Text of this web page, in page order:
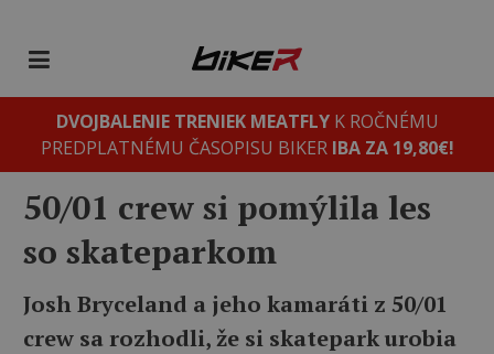
DVOJBALENIE TRENIEK MEATFLYK ROČNÉMU
PREDPLATNÉMU ČASOPISU BIKER IBA ZA 19,80€!
50/01 crew si pomýlila les
so skateparkom
Josh Bryceland a jeho kamaráti z 50/01
crew sa rozhodli, že si skatepark urobia